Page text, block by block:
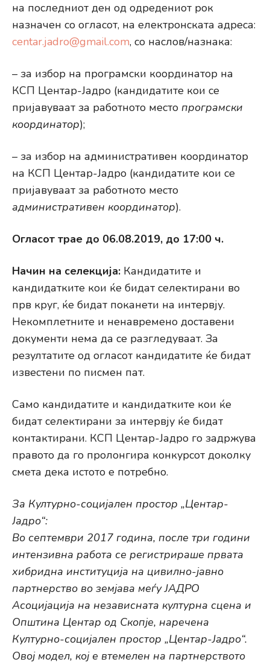
на последниот ден од одредениот рок
назначен со огласот, на електронската адреса:
centar.jadro@gmail.com, со наслов/назнака:
– за избор на програмски координатор на
КСП Центар-Јадро (кандидатите кои се
пријавуваат за работното место програмски
координатор);
– за избор на административен координатор
на КСП Центар-Јадро (кандидатите кои се
пријавуваат за работното место
административен координатор).
Огласот трае до 06.08.2019, до 17:00 ч.
Начин на селекција: Кандидатите и
кандидатките кои ќе бидат селектирани во
прв круг, ќе бидат поканети на интервју.
Некомплетните и ненавремено доставени
документи нема да се разгледуваат. За
резултатите од огласот кандидатите ќе бидат
известени по писмен пат.
Само кандидатите и кандидатките кои ќе
бидат селектирани за интервју ќе бидат
контактирани. КСП Центар-Јадро го задржува
правото да го пролонгира конкурсот доколку
смета дека истото е потребно.
За Културно-социјален простор „Центар-
Јадро“:
Во септември 2017 година, после три години
интензивна работа се регистрираше првата
хибридна институција на цивилно-јавно
партнерство во земјава меѓу ЈАДРО
Асоцијација на независната културна сцена и
Општина Центар од Скопје, наречена
Културно-социјален простор „Центар-Јадро“.
Овој модел, кој е втемелен на партнерството